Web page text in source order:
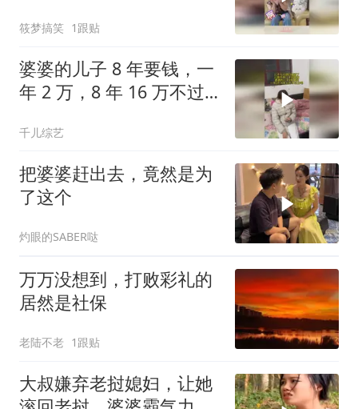
筱梦搞笑 1跟贴
婆婆的儿子 8 年要钱，一
年 2 万，8 年 16 万不过
千儿综艺
把婆婆赶出去，竟然是为
了这个
灼眼的SABER哒
万万没想到，打败彩礼的
居然是社保
老陆不老 1跟贴
大叔嫌弃老挝媳妇，让她